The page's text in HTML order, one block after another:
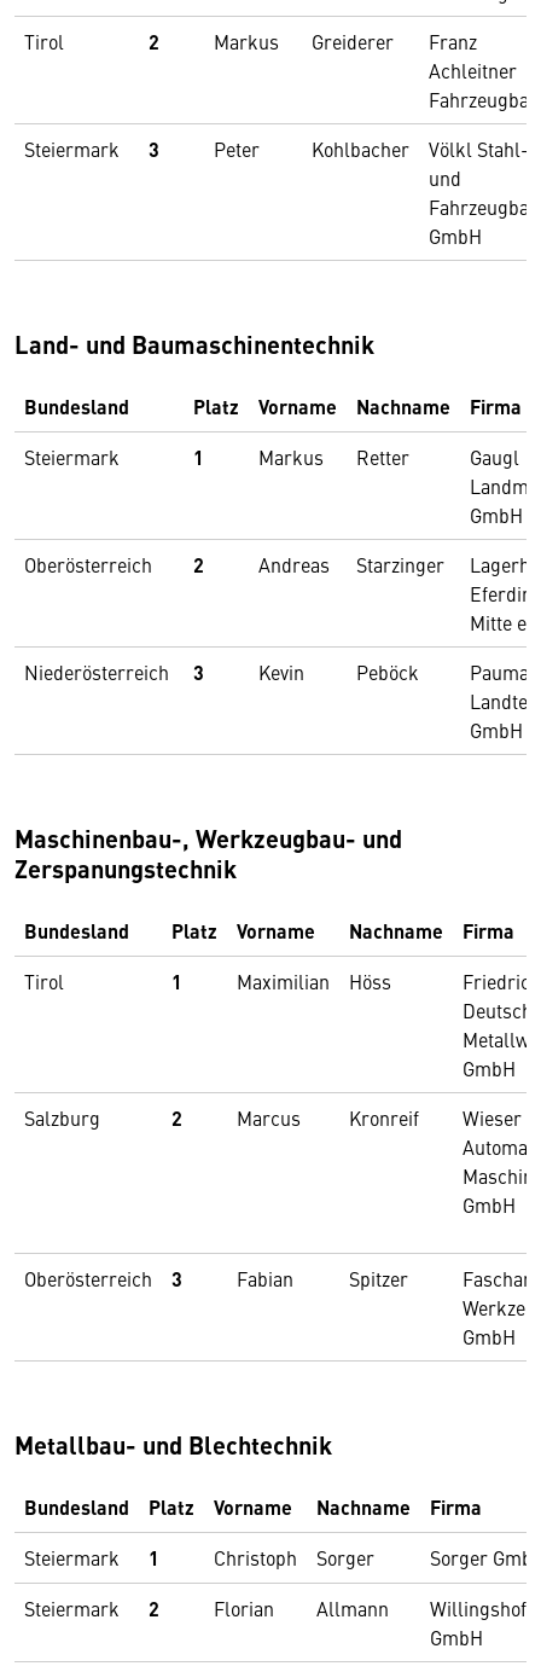
Tirol
2 Markus Greiderer
Franz
Achleitner
Fahrzeugbau
Steiermark
3 Peter Kohlbacher
Völkl Stahl-
und
Fahrzeugbau
GmbH
Land- und Baumaschinentechnik
Bundesland Platz Vorname Nachname Firma
Steiermark 1 Markus Retter
Gaugl
GmbH
Oberösterreich
2 Andreas Starzinger
Mitte
Niederösterreich
3 Kevin Peböck
GmbH
Maschinenbau-, Werkzeugbau- und
Zerspanungstechnik
Bundesland Platz Vorname Nachname Firma
Tirol 1 Maximilian Höss
Friedrich
Deutsch
GmbH
Salzburg
2 Marcus Kronreif
Wieser
GmbH
Oberösterreich 3 Fabian Spitzer
GmbH
Metallbau- und Blechtechnik
Bundesland Platz Vorname Nachname Firma
Steiermark 1 Christoph Sorger
Sorger
Steiermark
2 Florian Allmann
GmbH